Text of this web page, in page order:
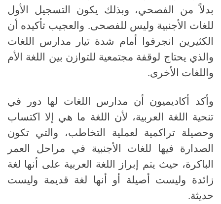
بدلاً من الفصحي، وبذلك يكون التسجيل الأول
للغات الأجنبية وليس للفصحى. والعجيب تأكيده أن
الكثيرين انجرفوا أمام شدة تيار مدارس اللغات
والذي يحتاج لوقفة مجتمعية للتوازن بين اللغة الأم
واللغات الأخرى.
وأكد أكاديميون أن مدارس اللغات لها دور في
تنحية اللغة العربية، لأن اللغة ما هي إلا اكتساب
وحصيلة تراكمية لعملية التخاطب، والتي تكون
الصدارة فيها للغات الأجنبية في مراحل العمر
الباكرة، حيث يتم إبراز اللغة العربية على أنها لغة
زائدة وليست أصيلة أو أنها لغة قديمة وليست
حديثة.